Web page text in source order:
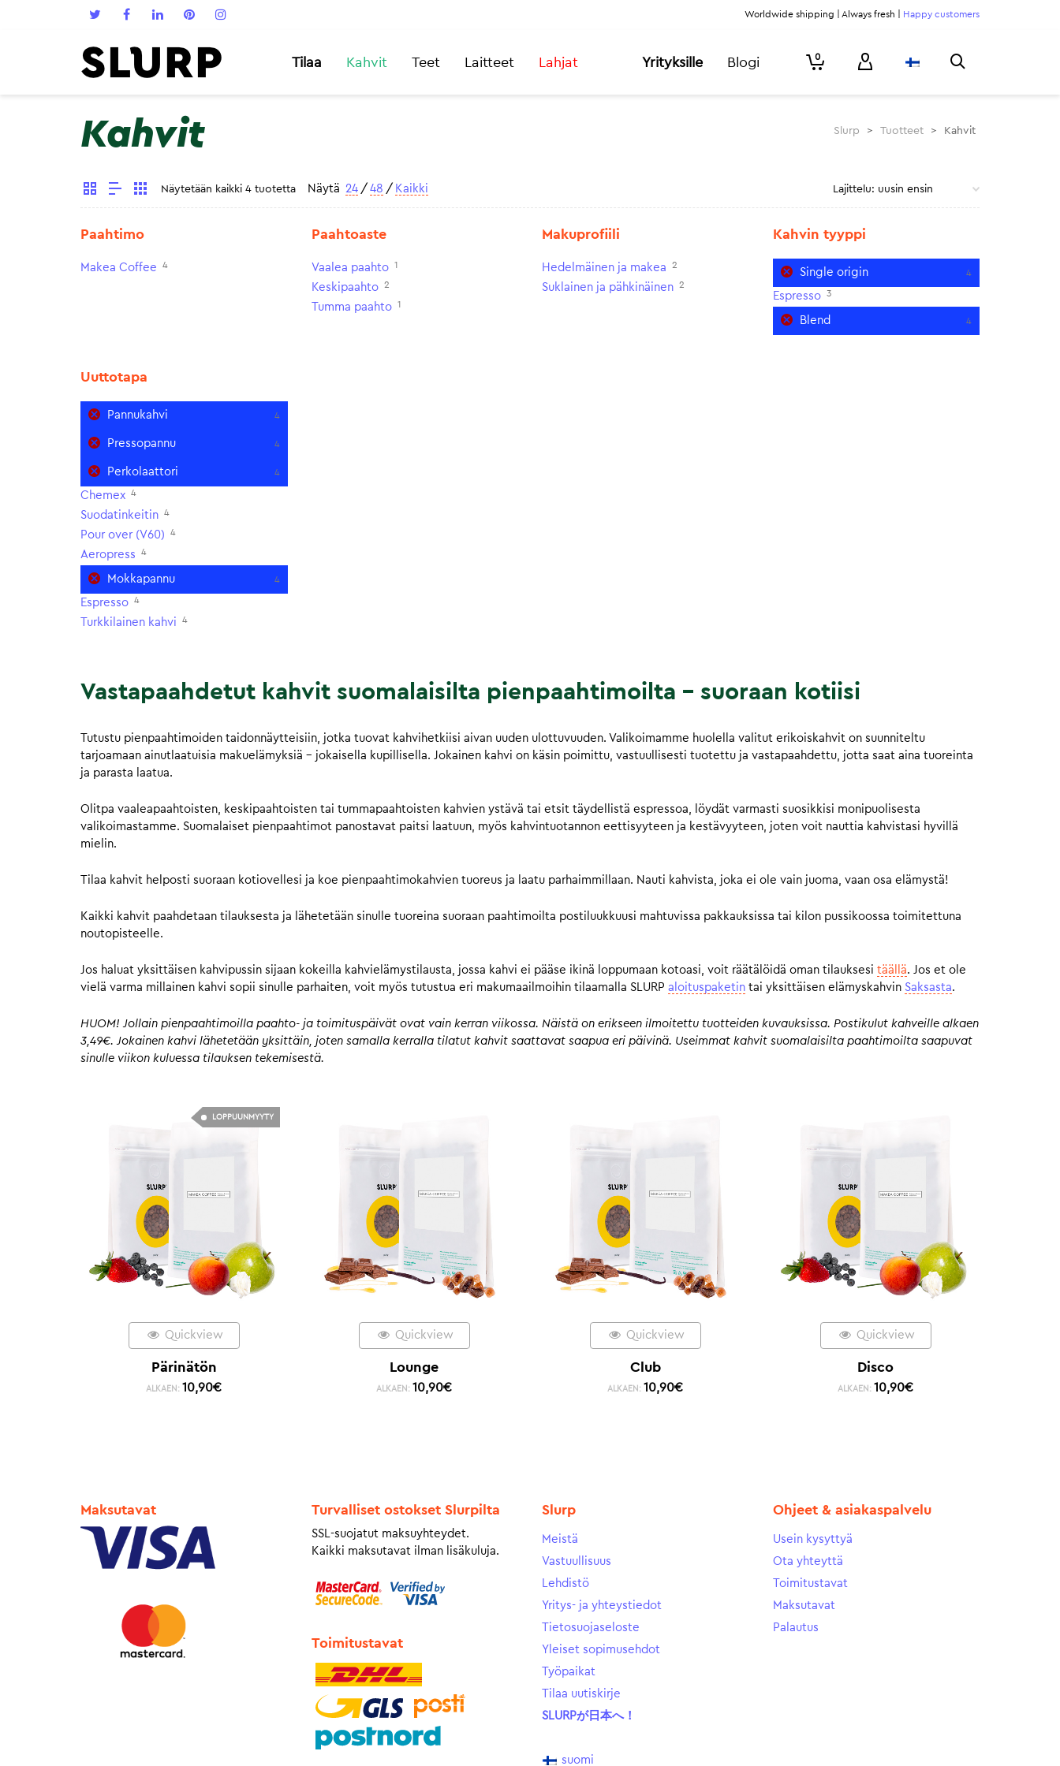
Worldwide shipping | Always fresh | Happy customers
Tilaa Kahvit Teet Laitteet Lahjat Yrityksille Blogi 0
Kahvit Slurp > Tuotteet > Kahvit
Näytetään kaikki 4 tuotetta Näytä 24 / 48 / Kaikki
Paahtimo
Makea Coffee 4
Paahtoaste
Vaalea paahto 1
Keskipaahto 2
Tumma paahto 1
Makuprofiili
Hedelmäinen ja makea 2
Suklainen ja pähkinäinen 2
Kahvin tyyppi
Single origin 4
Espresso 3
Blend 4
Uuttotapa
Pannukahvi 4
Pressopannu 4
Perkolaattori 4
Chemex 4
Suodatinkeitin 4
Pour over (V60) 4
Aeropress 4
Mokkapannu 4
Espresso 4
Turkkilainen kahvi 4
Vastapaahdetut kahvit suomalaisilta pienpaahtimoilta – suoraan kotiisi
Tutustu pienpaahtimoiden taidonnäytteisiin, jotka tuovat kahvihetkiisi aivan uuden ulottuvuuden. Valikoimamme huolella valitut erikoiskahvit on suunniteltu
tarjoamaan ainutlaatuisia makuelämyksiä – jokaisella kupillisella. Jokainen kahvi on käsin poimittu, vastuullisesti tuotettu ja vastapaahdettu, jotta saat aina tuoreinta
ja parasta laatua.
Olitpa vaaleapaahtoisten, keskipaahtoisten tai tummapaahtoisten kahvien ystävä tai etsit täydellistä espressoa, löydät varmasti suosikkisi monipuolisesta
valikoimastamme. Suomalaiset pienpaahtimot panostavat paitsi laatuun, myös kahvintuotannon eettisyyteen ja kestävyyteen, joten voit nauttia kahvistasi hyvillä
mielin.
Tilaa kahvit helposti suoraan kotiovellesi ja koe pienpaahtimokahvien tuoreus ja laatu parhaimmillaan. Nauti kahvista, joka ei ole vain juoma, vaan osa elämystä!
Kaikki kahvit paahdetaan tilauksesta ja lähetetään sinulle tuoreina suoraan paahtimoilta postiluukkuusi mahtuvissa pakkauksissa tai kilon pussikoossa toimitettuna
noutopisteelle.
Jos haluat yksittäisen kahvipussin sijaan kokeilla kahvielämystilausta, jossa kahvi ei pääse ikinä loppumaan kotoasi, voit räätälöidä oman tilauksesi täällä. Jos et ole
vielä varma millainen kahvi sopii sinulle parhaiten, voit myös tutustua eri makumaailmoihin tilaamalla SLURP aloituspaketin tai yksittäisen elämyskahvin Saksasta.
HUOM! Jollain pienpaahtimoilla paahto- ja toimituspäivät ovat vain kerran viikossa. Näistä on erikseen ilmoitettu tuotteiden kuvauksissa. Postikulut kahveille alkaen
3,49€. Jokainen kahvi lähetetään yksittäin, joten samalla kerralla tilatut kahvit saattavat saapua eri päivinä. Useimmat kahvit suomalaisilta paahtimoilta saapuvat
sinulle viikon kuluessa tilauksen tekemisestä.
LOPPUUNMYYTY
Quickview
Pärinätön
ALKAEN: 10,90€
Quickview
Lounge
ALKAEN: 10,90€
Quickview
Club
ALKAEN: 10,90€
Quickview
Disco
ALKAEN: 10,90€
Maksutavat Turvalliset ostokset Slurpilta
SSL-suojatut maksuyhteydet.
Kaikki maksutavat ilman lisäkuluja.
Toimitustavat
Slurp
Meistä
Vastuullisuus
Lehdistö
Yritys- ja yhteystiedot
Tietosuojaseloste
Yleiset sopimusehdot
Työpaikat
Tilaa uutiskirje
SLURPが日本へ！
suomi
Ohjeet & asiakaspalvelu
Usein kysyttyä
Ota yhteyttä
Toimitustavat
Maksutavat
Palautus